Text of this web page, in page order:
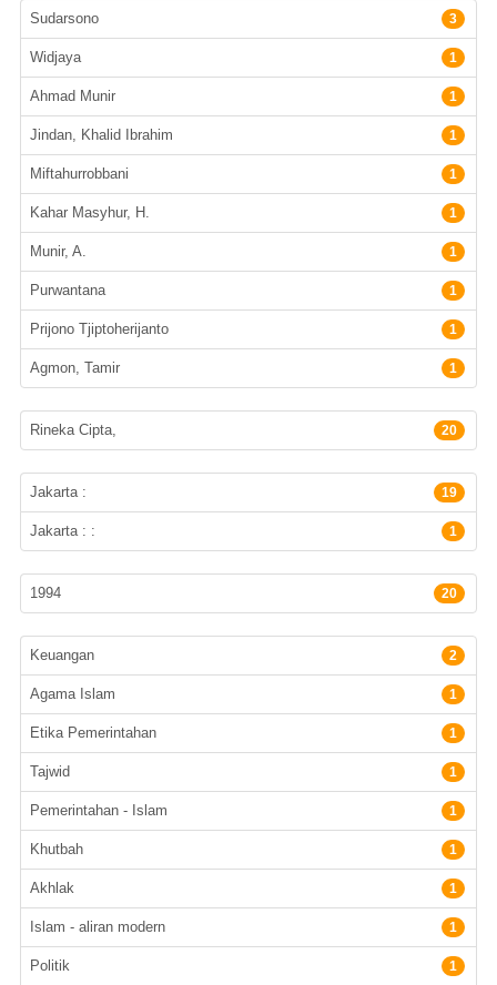
Pengarang
Sudarsono 3
Widjaya 1
Ahmad Munir 1
Jindan, Khalid Ibrahim 1
Miftahurrobbani 1
Kahar Masyhur, H. 1
Munir, A. 1
Purwantana 1
Prijono Tjiptoherijanto 1
Agmon, Tamir 1
Penerbit
Rineka Cipta, 20
Lokasi Terbit
Jakarta : 19
Jakarta : : 1
Tahun terbit
1994 20
Subyek
Keuangan 2
Agama Islam 1
Etika Pemerintahan 1
Tajwid 1
Pemerintahan - Islam 1
Khutbah 1
Akhlak 1
Islam - aliran modern 1
Politik 1